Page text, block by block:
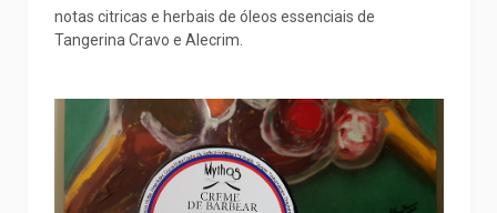
notas citricas e herbais de óleos essenciais de
Tangerina Cravo e Alecrim.